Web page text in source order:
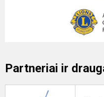
Partneriai ir